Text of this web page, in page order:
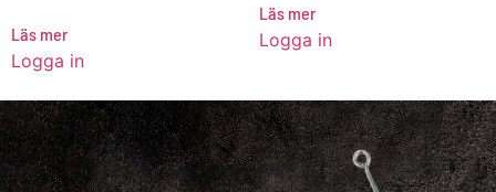
Läs mer
Logga in
Läs mer
Logga in